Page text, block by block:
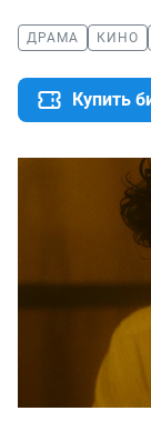
ДРАМА КИНО
Купить